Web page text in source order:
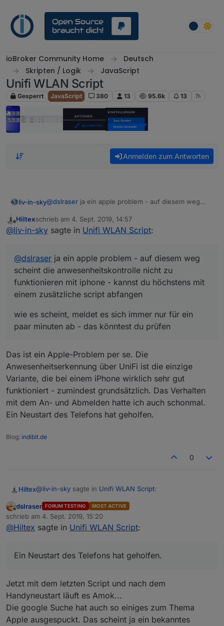
ioBroker Community Home
Deutsch
Skripten / Logik
JavaScript
Unifi WLAN Script
Gesperrt JavaScript 380 13 95.6k 13
Anmelden zum Antworten
liv-in-sky@dslraser ja ein apple problem - auf diesem weg
funktionieren mit iphone - kannst du höchstens mit
einem zusätzliche script abfangen
wie es scheint, meldet es sich immer nur für ein paar
minuten ab - das könntest du prüfen
Offline
Hiltexschrieb am 4. Sept. 2019, 14:57
zuletzt editiert von
@liv-in-sky sagte in Unifi WLAN Script:
@dslraser ja ein apple problem - auf diesem weg
scheint die anwesenheitskontrolle nicht zu
funktionieren mit iphone - kannst du höchstens mit
einem zusätzliche script abfangen
wie es scheint, meldet es sich immer nur für ein
paar minuten ab - das könntest du prüfen
Das ist ein Apple-Problem per se. Die
Anwesenheitserkennung über UniFi ist die einzige
Variante, die bei einem iPhone wirklich sehr gut
funktioniert - zumindest grundsätzlich. Das Verhalten
mit dem An- und Abmelden hatte ich auch schonmal.
Ein Neustart des Telefons hat geholfen.
Blog: indibit.de
0
Hiltex@liv-in-sky sagte in Unifi WLAN Script:
@ dslraserja ein apple problem - auf diesem weg
scheint die anwesenheitskontrolle nicht zu
wie es scheint, meldet es sich immer nur für ein
Das ist ein Apple-Problem per se. Die
Variante, die bei einem iPhone wirklich sehr gut
funktioniert - zumindest grundsätzlich. Das Verhalten mit
Neustart des Telefons hat geholfen.
Offline
dslraser FORUM TESTING MOST ACTIVE
schrieb am 4. Sept. 2019, 15:20
zuletzt editiert von
@Hiltex sagte in Unifi WLAN Script:
Ein Neustart des Telefons hat geholfen.
Jetzt mit dem letzten Script und nach dem
Handyneustart läuft es Amok...
Die google Suche hat auch so einiges zum Thema
Apple ausgespuckt. Das scheint ja ein bekanntes